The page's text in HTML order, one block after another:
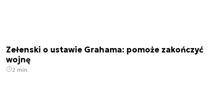
Zełenski o ustawie Grahama: pomoże zakończyć
wojnę
2 min.